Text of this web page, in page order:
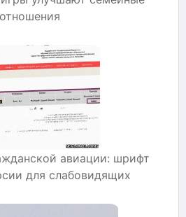
отношения
авиации: шрифт
для слабовидящих